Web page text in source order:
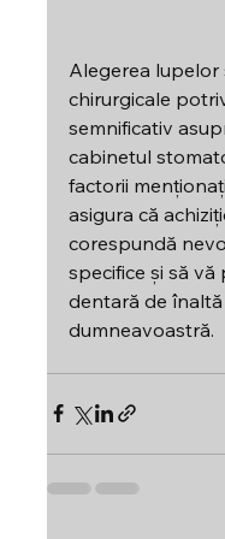
Alegerea
chirurgicale
semnificativ
cabinetul
factorii
asigura că
corespundă
specifice și să vă
dentară de
dumneavoastră.